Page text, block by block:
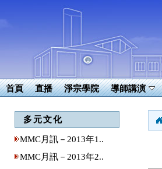
首頁 直播 淨宗學院 導師講演
多元文化
MMC月訊－2013年1..
MMC月訊－2013年2..